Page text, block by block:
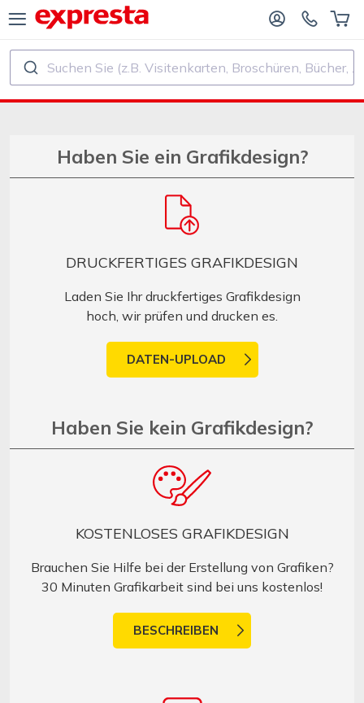
Stempel herstellen
PRODUKTE
VERLAGE UND AUTOREN
Suchen Sie (z.B. Visitenkarten, Broschüren, Bücher, ...)
Haben Sie ein Grafikdesign?
DRUCKFERTIGES GRAFIKDESIGN
Laden Sie Ihr druckfertiges Grafikdesign
hoch, wir prüfen und drucken es.
DATEN-UPLOAD
Haben Sie kein Grafikdesign?
KOSTENLOSES GRAFIKDESIGN
Brauchen Sie Hilfe bei der Erstellung von Grafiken?
30 Minuten Grafikarbeit sind bei uns kostenlos!
BESCHREIBEN